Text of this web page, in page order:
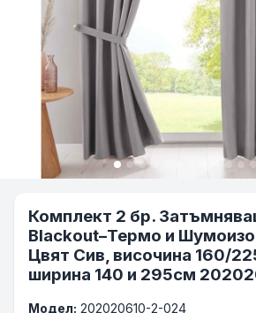
Комплект 2 бр.
Blackout–Термо и
Цвят Сив, височина 160/
ширина 140 и 295см
Модел: 202020610-2-024